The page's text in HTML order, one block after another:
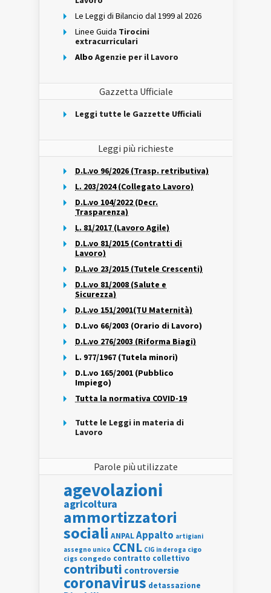
Le Leggi di Bilancio dal 1999 al 2026
Linee Guida Tirocini
extracurriculari
Albo Agenzie per il Lavoro
Gazzetta Ufficiale
Leggi tutte le Gazzette Ufficiali
Leggi più richieste
D.L.vo 96/2026 (Trasp. retributiva)
L. 203/2024 (Collegato Lavoro)
D.L.vo 104/2022 (Decr.
Trasparenza)
L. 81/2017 (Lavoro Agile)
D.L.vo 81/2015 (Contratti di
Lavoro)
D.L.vo 23/2015 (Tutele Crescenti)
D.L.vo 81/2008 (Salute e
Sicurezza)
D.L.vo 151/2001(TU Maternità)
D.L.vo 66/2003 (Orario di Lavoro)
D.L.vo 276/2003 (Riforma Biagi)
L. 977/1967 (Tutela minori)
D.L.vo 165/2001 (Pubblico
Impiego)
Tutta la normativa COVID-19
Tutte le Leggi in materia di
Lavoro
Parole più utilizzate
agevolazioni
agricoltura
ammortizzatori
sociali ANPALAppalto artigiani
assegno unico CCNL CIG in deroga cigo
cigs congedo contratto collettivo
contributi controversie
coronavirus detassazione